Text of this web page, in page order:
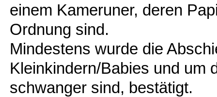
einem Kameruner, deren
Ordnung sind.
Mindestens wurde die
Kleinkindern/Babies und um
schwanger sind, bestätigt.